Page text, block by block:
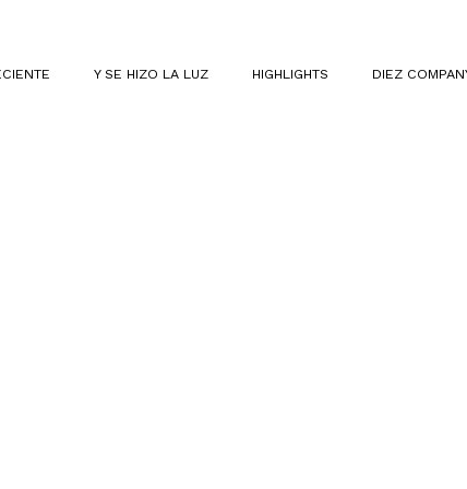
Y SE HIZO LA LUZ HIGHLIGHTS DIEZ